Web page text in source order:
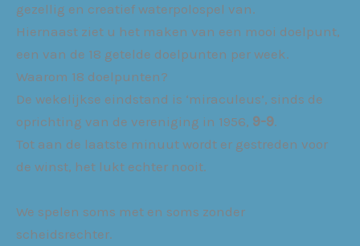
gezellig en creatief waterpolospel van.
Hiernaast ziet u het maken van een mooi doelpunt,
een van de 18 getelde doelpunten per week.
Waarom 18 doelpunten?
De wekelijkse eindstand is ‘miraculeus’, sinds de
oprichting van de vereniging in 1956, 9-9.
Tot aan de laatste minuut wordt er gestreden voor
de winst, het lukt echter nooit.
We spelen soms met en soms zonder
scheidsrechter.